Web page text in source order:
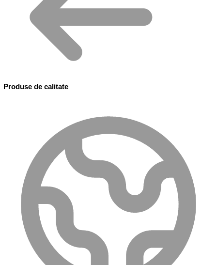
Produse de calitate